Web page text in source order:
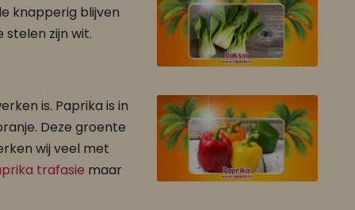
knapperig blijven
zijn wit.
is. Paprika is in
Deze groente
wij veel met
trafasie maar